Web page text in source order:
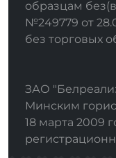
образцам
№249779 от
без торговых
ЗАО
Минским
18 марта 2009